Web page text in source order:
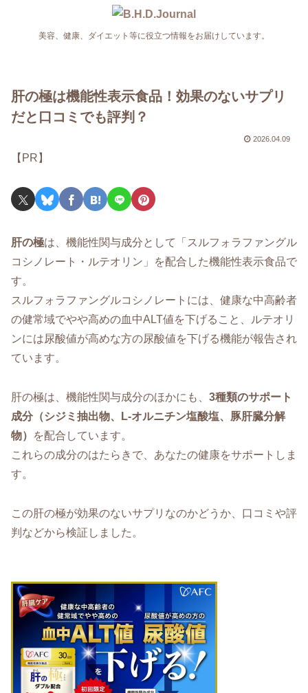
美容、健康、ダイエット等に役立つ情報をお届けしています。
肝の極は機能性表示食品！効果のないサプリ
だと口コミでも評判？
2026.04.09
【PR】
肝の極は、機能性関与成分として「スルフォラファングル
コシノレート・ルテオリン」を配合した機能性表示食品で
す。
スルフォラファングルコシノレートには、健康な中高齢者
の健常域でやや高めの血中ALT値を下げること、ルテオリ
ンには尿酸値が高めな方の尿酸値を下げる機能が報告され
ています。
肝の極は、機能性関与成分のほかにも、 3種類のサポート
成分（シジミ抽出物、L-オルニチン塩酸塩、豚肝臓分解
物）
を配合しています。
これらの成分のはたらきで、あなたの健康をサポートしま
す。
この肝の極が効果のないサプリなのかどうか、口コミや評
判などから検証しました。